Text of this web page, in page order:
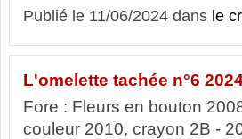
Publié le 11/06/2024 dans le
L'omelette tachée n°6
Fore : Fleurs en bouton
couleur 2010, crayon